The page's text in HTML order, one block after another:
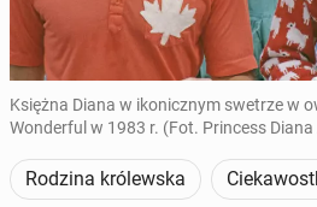
Księżna Diana w ikonicznym swetrze w
Wonderful w 1983 r. (Fot. Princess
Rodzina królewska